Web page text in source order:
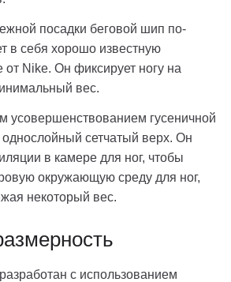
посадки беговой шип по-
в себя хорошо известную
от Nike. Он фиксирует ногу на
вес.
гусеничной
сетчатый верх. Он
в камере для ног, чтобы
окружающую среду для ног,
некоторый вес.
с использованием